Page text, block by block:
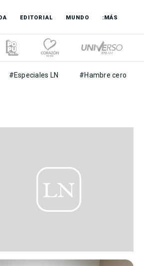
EDITORIAL MUNDO :MÁS
#Especiales LN #Hambre cero